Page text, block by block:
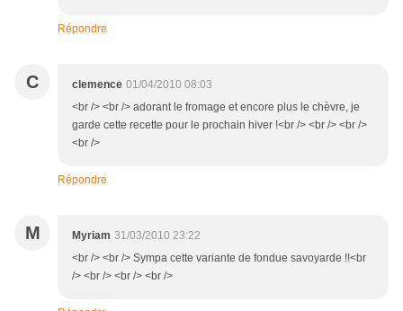
Répondre
C clemence 01/04/2010 08:03
<br /> <br /> adorant le fromage et encore plus le chèvre, je
garde cette recette pour le prochain hiver !<br /> <br /> <br />
<br />
Répondre
M Myriam 31/03/2010 23:22
<br /> <br /> Sympa cette variante de fondue savoyarde !!<br
/> <br /> <br /> <br />